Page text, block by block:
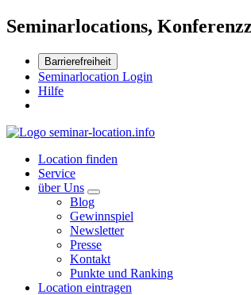
Seminarlocations,
Barrierefreiheit
Seminarlocation Login
Hilfe
Location finden
Service
über Uns
Blog
Gewinnspiel
Newsletter
Presse
Kontakt
Punkte und Ranking
Location eintragen